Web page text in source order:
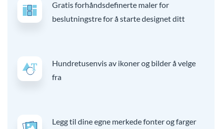
Gratis forhåndsdefinerte maler for
beslutningstre for å starte designet ditt
Hundretusenvis av ikoner og bilder å velge
fra
Legg til dine egne merkede fonter og farger